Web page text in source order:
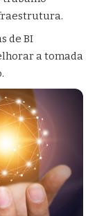
de BI
a tomada